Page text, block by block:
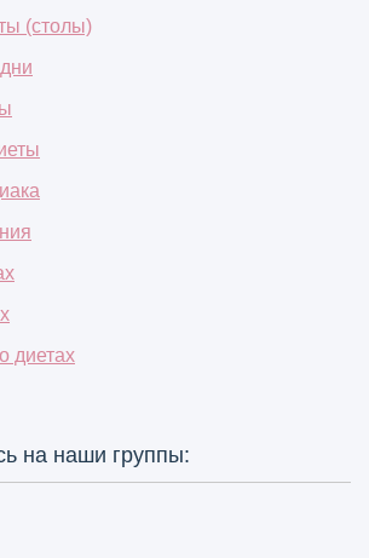
(столы)
диетах
на наши группы: